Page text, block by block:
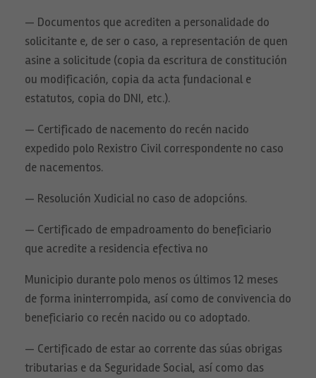
— Documentos que acrediten a personalidade do
solicitante e, de ser o caso, a representación de quen
asine a solicitude (copia da escritura de constitución
ou modificación, copia da acta fundacional e
estatutos, copia do DNI, etc.).
— Certificado de nacemento do recén nacido
expedido polo Rexistro Civil correspondente no caso
de nacementos.
— Resolución Xudicial no caso de adopcións.
— Certificado de empadroamento do beneficiario
que acredite a residencia efectiva no
Municipio durante polo menos os últimos 12 meses
de forma ininterrompida, así como de convivencia do
beneficiario co recén nacido ou co adoptado.
— Certificado de estar ao corrente das súas obrigas
tributarias e da Seguridade Social, así como das
funcionalidades
desaparecerán
de la web.
Contenido
mientras visitas
aumentas la